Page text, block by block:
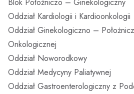
Oddział Kardiologii i Kardioonkologii
Oddział Ginekologiczno –
Onkologicznej
Oddział Noworodkowy
Oddział Medycyny Paliatywnej
Oddział Gastroenterologiczny z